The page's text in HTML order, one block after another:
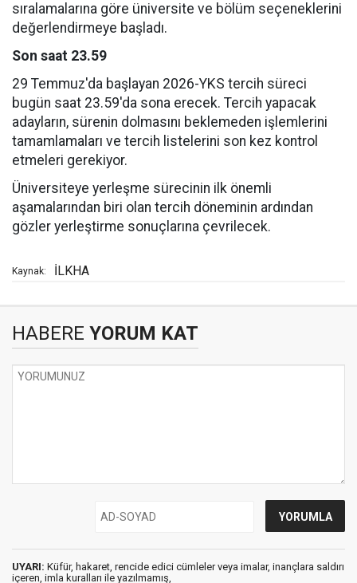
sıralamalarına göre üniversite ve bölüm seçeneklerini
değerlendirmeye başladı.
Son saat 23.59
29 Temmuz'da başlayan 2026-YKS tercih süreci
bugün saat 23.59'da sona erecek. Tercih yapacak
adayların, sürenin dolmasını beklemeden işlemlerini
tamamlamaları ve tercih listelerini son kez kontrol
etmeleri gerekiyor.
Üniversiteye yerleşme sürecinin ilk önemli
aşamalarından biri olan tercih döneminin ardından
gözler yerleştirme sonuçlarına çevrilecek.
Kaynak: İLKHA
HABERE YORUM KAT
UYARI: Küfür, hakaret, rencide edici cümleler veya imalar, inançlara saldırı
içeren, imla kuralları ile yazılmamış,